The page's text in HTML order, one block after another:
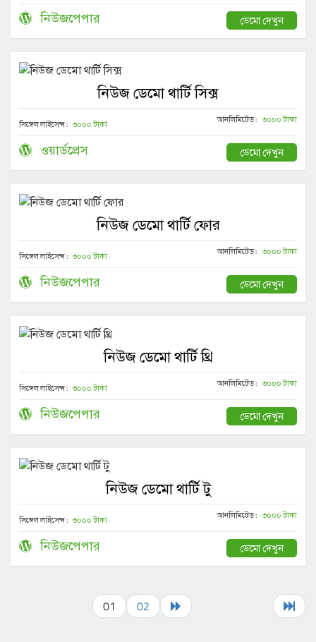
নিউজপেপার ডেমো দেখুন
নিউজ ডেমো থার্টি সিক্স
সিঙ্গেল লাইসেন্স : ৩০০০ টাকা আনলিমিটেড : ৩০০০ টাকা
ওয়ার্ডপ্রেস ডেমো দেখুন
নিউজ ডেমো থার্টি ফোর
সিঙ্গেল লাইসেন্স : ৩০০০ টাকা আনলিমিটেড : ৩০০০ টাকা
নিউজপেপার ডেমো দেখুন
নিউজ ডেমো থার্টি থ্রি
সিঙ্গেল লাইসেন্স : ৩০০০ টাকা আনলিমিটেড : ৩০০০ টাকা
নিউজপেপার ডেমো দেখুন
নিউজ ডেমো থার্টি টু
সিঙ্গেল লাইসেন্স : ৩০০০ টাকা আনলিমিটেড : ৩০০০ টাকা
নিউজপেপার ডেমো দেখুন
01 02